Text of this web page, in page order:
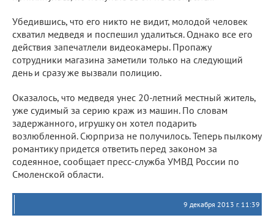
Убедившись, что его никто не видит, молодой человек
схватил медведя и поспешил удалиться. Однако все его
действия запечатлели видеокамеры. Пропажу
сотрудники магазина заметили только на следующий
день и сразу же вызвали полицию.
Оказалось, что медведя унес 20-летний местный житель,
уже судимый за серию краж из машин. По словам
задержанного, игрушку он хотел подарить
возлюбленной. Сюрприза не получилось. Теперь пылкому
романтику придется ответить перед законом за
содеянное, сообщает пресс-служба УМВД России по
Смоленской области.
9 декабря 2013 г. 11:39